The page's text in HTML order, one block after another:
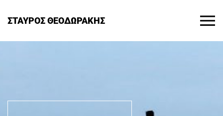
ΣΤΑΥΡΟΣ ΘΕΟΔΩΡΑΚΗΣ